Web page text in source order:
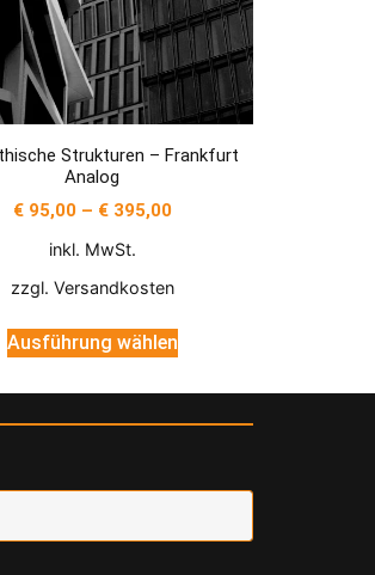
Strukturen – Frankfurt
Analog
€95,00– €395,00
inkl. MwSt.
zzgl. Versandkosten
Ausführung wählen